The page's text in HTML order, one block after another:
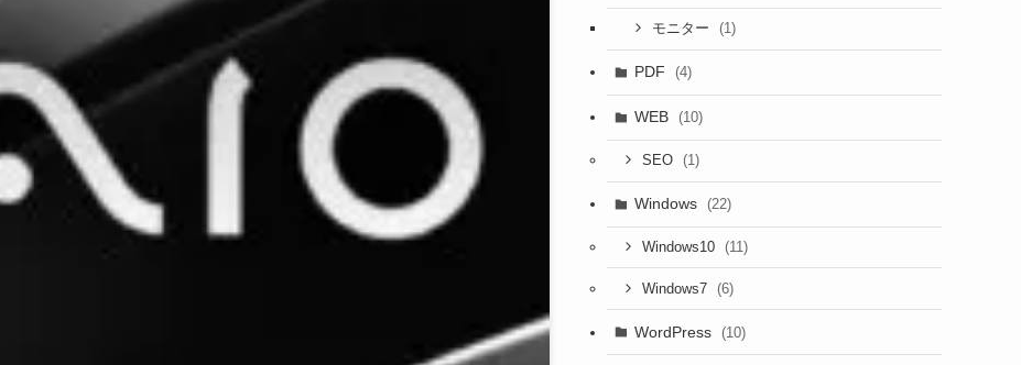
モニター (1)
PDF (4)
WEB (10)
SEO (1)
Windows (22)
Windows10 (11)
Windows7 (6)
WordPress (10)